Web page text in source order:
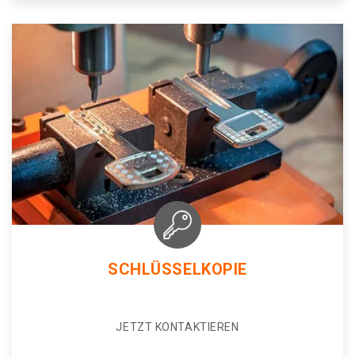
SCHLÜSSELKOPIE
JETZT KONTAKTIEREN